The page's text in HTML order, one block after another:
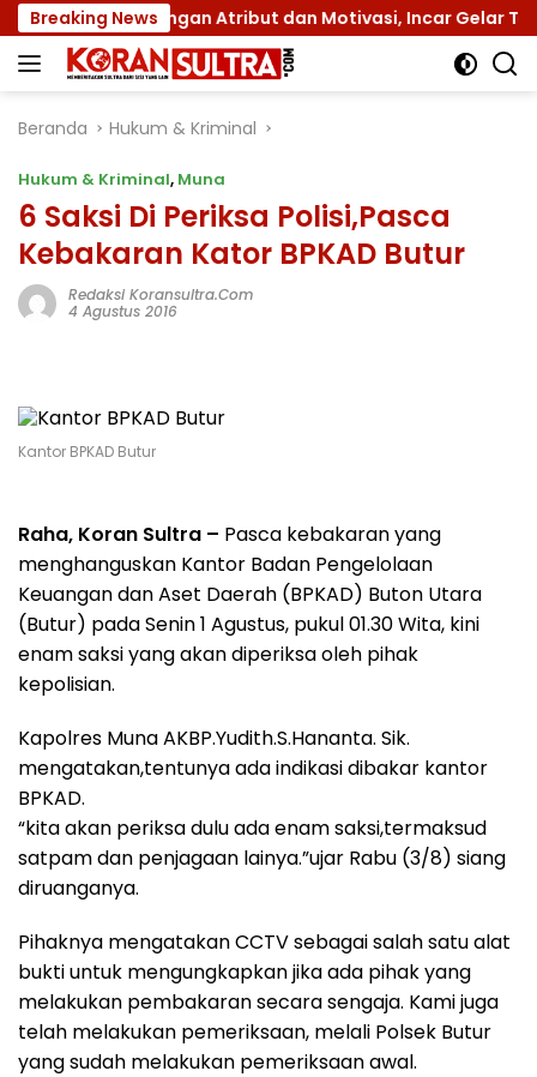
Langsung
ke
konten
Breaking News
XII dengan Atribut dan Motivasi, Incar Gelar Terbaik
Beranda Hukum & Kriminal
Hukum & Kriminal, Muna
6 Saksi Di Periksa Polisi,Pasca
Kebakaran Kator BPKAD Butur
Redaksi Koransultra.com
4 Agustus 2016
Kantor BPKAD Butur
Raha, Koran Sultra – Pasca kebakaran yang
menghanguskan Kantor Badan Pengelolaan
Keuangan dan Aset Daerah (BPKAD) Buton Utara
(Butur) pada Senin 1 Agustus, pukul 01.30 Wita, kini
enam saksi yang akan diperiksa oleh pihak
kepolisian.
Kapolres Muna AKBP.Yudith.S.Hananta. Sik.
mengatakan,tentunya ada indikasi dibakar kantor
BPKAD.
“kita akan periksa dulu ada enam saksi,termaksud
satpam dan penjagaan lainya.”ujar Rabu (3/8) siang
diruanganya.
Pihaknya mengatakan CCTV sebagai salah satu alat
bukti untuk mengungkapkan jika ada pihak yang
melakukan pembakaran secara sengaja. Kami juga
telah melakukan pemeriksaan, melali Polsek Butur
yang sudah melakukan pemeriksaan awal.